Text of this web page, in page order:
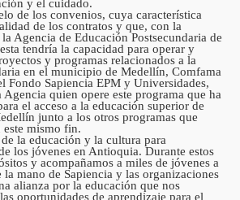
y el cuidado.
de los convenios, cuya característica
de los contratos y que, con la
Agencia de Educación Postsecundaria de
tendría la capacidad para operar y
y programas relacionados a la
en el municipio de Medellín, Comfama
Fondo Sapiencia EPM y Universidades,
Agencia quien opere este programa que ha
el acceso a la educación superior de
junto a los otros programas que
mismo fin.
la educación y la cultura para
los jóvenes en Antioquia. Durante estos
y acompañamos a miles de jóvenes a
la mano de Sapiencia y las organizaciones
alianza por la educación que nos
oportunidades de aprendizaje para el